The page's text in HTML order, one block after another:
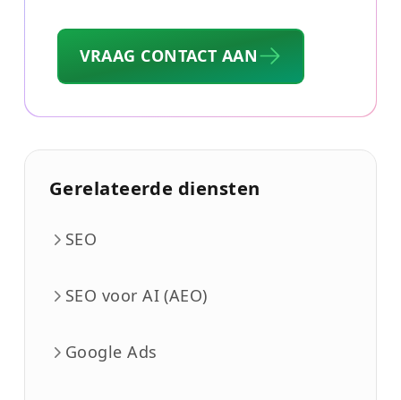
VRAAG CONTACT AAN
Gerelateerde diensten
SEO
SEO voor AI (AEO)
Google Ads